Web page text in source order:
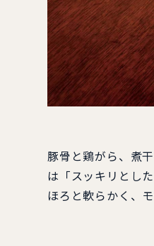
豚骨と鶏がら、煮
は「スッキリとし
ほろと軟らかく、